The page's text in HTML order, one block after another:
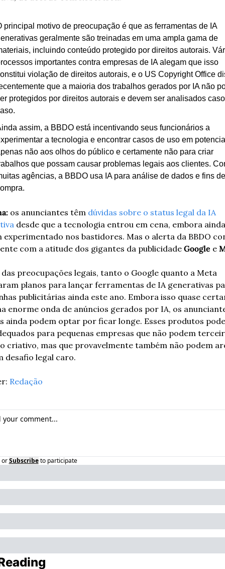
principal motivo de preocupação é que as ferramentas de IA
geralmente são treinadas em uma ampla gama de
incluindo conteúdo protegido por direitos autorais.
importantes contra empresas de IA alegam que isso
violação de direitos autorais, e o US Copyright Office
que a maioria dos trabalhos gerados por IA não
protegidos por direitos autorais e devem ser analisados
assim, a BBDO está incentivando seus funcionários a
a tecnologia e encontrar casos de uso em
não aos olhos do público e certamente não para criar
que possam causar problemas legais aos clientes.
agências, a BBDO usa IA para análise de dados e fins de
os anunciantes têm dúvidas sobre o status legal da IA ​​
desde que a tecnologia entrou em cena, embora ainda
experimentado nos bastidores. Mas o alerta da BBDO
com a atitude dos gigantes da publicidade Google e
preocupações legais, tanto o Google quanto a Meta
planos para lançar ferramentas de IA generativas
publicitárias ainda este ano. Embora isso quase
enorme onda de anúncios gerados por IA, os
ainda podem optar por ficar longe. Esses produtos
para pequenas empresas que não podem
criativo, mas que provavelmente também não podem
desafio legal caro.
Redação
or Subscribe to participate